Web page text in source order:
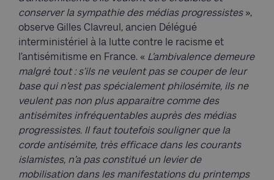
conserver la sympathie des médias progressistes»,
observe Gilles Clavreul, ancien Délégué
interministériel à la lutte contre le racisme et
l’antisémitisme en France. « L’ambivalence demeure
malgré tout : s’ils ne veulent pas se couper de leur
base qui n’est pas spécialement philosémite, ils ne
veulent pas non plus apparaitre comme des
antisémites infréquentables auprès des médias
progressistes. Il faut toutefois souligner que la
corde antisémite, très efficace dans les courants
islamistes, n’a pas constitué un levier de
mobilisation dans les manifestations du printemps